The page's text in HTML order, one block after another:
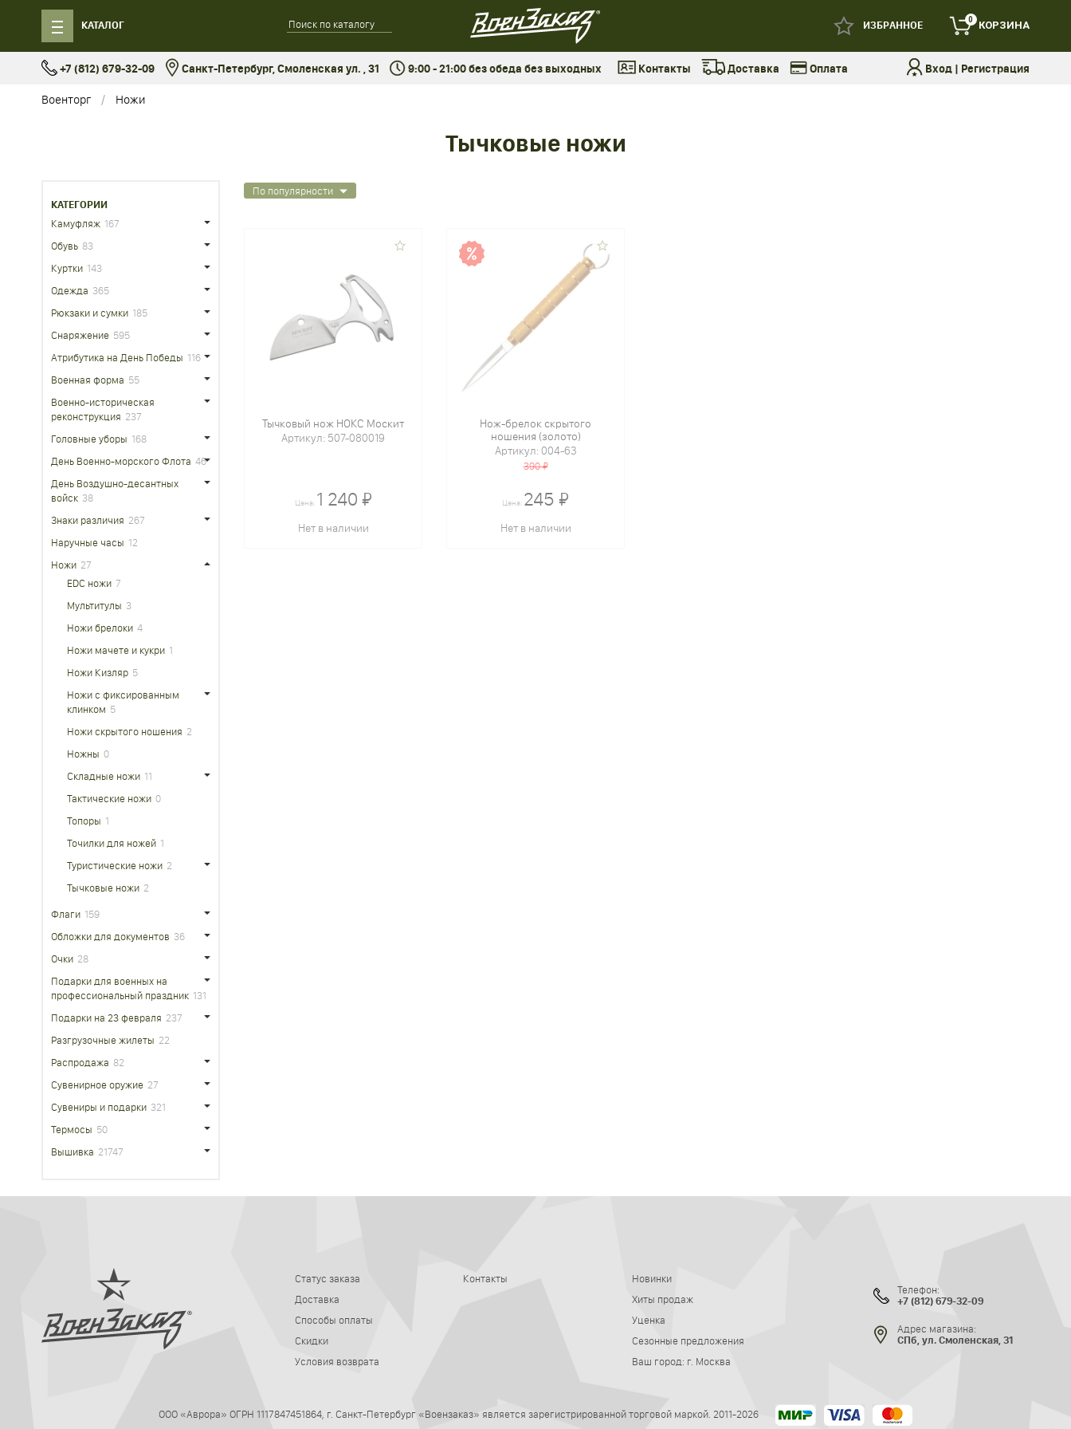
КАТАЛОГ ИЗБРАННОЕ 0 КОРЗИНА
+7 (812) 679-32-09 Санкт-Петербург, Смоленская ул. , 31 9:00 - 21:00 без обеда без выходных Контакты Доставка Оплата Вход| Регистрация
Военторг Ножи
Тычковые ножи
КАТЕГОРИИ
Камуфляж 167
Обувь 83
Куртки 143
Одежда 365
Рюкзаки и сумки 185
Снаряжение 595
Атрибутика на День Победы 116
Военная форма 55
Военно-историческая
реконструкция 237
Головные уборы 168
День Военно-морского Флота 46
День Воздушно-десантных
войск 38
Знаки различия 267
Наручные часы 12
Ножи 27
EDC ножи 7
Мультитулы 3
Ножи брелоки 4
Ножи мачете и кукри 1
Ножи Кизляр 5
Ножи с фиксированным
клинком 5
Ножи скрытого ношения 2
Ножны 0
Складные ножи 11
Тактические ножи 0
Топоры 1
Точилки для ножей 1
Туристические ножи 2
Тычковые ножи 2
Флаги 159
Обложки для документов 36
Очки 28
Подарки для военных на
профессиональный праздник 131
Подарки на 23 февраля 237
Разгрузочные жилеты 22
Распродажа 82
Сувенирное оружие 27
Сувениры и подарки 321
Термосы 50
Вышивка 21747
По популярности
Тычковый нож НОКС Москит
Артикул: 507-080019
Цена: 1 240 ₽
Нет в наличии
Нож-брелок скрытого
ношения (золото)
Артикул: 004-63
390 ₽
Цена: 245 ₽
Нет в наличии
Телефон:
+7 (812) 679-32-09
Адрес магазина:
СПб, ул. Смоленская, 31
Статус заказа
Доставка
Способы оплаты
Скидки
Условия возврата
Контакты
Новинки
Хиты продаж
Уценка
Сезонные предложения
Ваш город: г. Москва
ООО «Аврора» ОГРН 1117847451864, г. Санкт-Петербург «Воензаказ» является зарегистрированной торговой маркой. 2011-2026